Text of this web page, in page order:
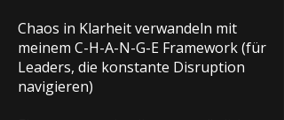
Chaos in Klarheit verwandeln mit
meinem C-H-A-N-G-E Framework (für
Leaders, die konstante Disruption
navigieren)